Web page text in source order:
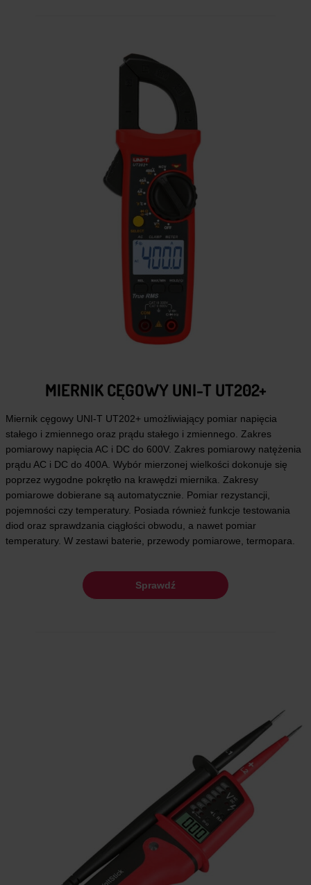
MIERNIK CĘGOWY UNI-T UT202+
Miernik cęgowy UNI-T UT202+ umożliwiający pomiar napięcia
stałego i zmiennego oraz prądu stałego i zmiennego. Zakres
pomiarowy napięcia AC i DC do 600V. Zakres pomiarowy natężenia
prądu AC i DC do 400A. Wybór mierzonej wielkości dokonuje się
poprzez wygodne pokrętło na krawędzi miernika. Zakresy
pomiarowe dobierane są automatycznie. Pomiar rezystancji,
pojemności czy temperatury. Posiada również funkcje testowania
diod oraz sprawdzania ciągłości obwodu, a nawet pomiar
temperatury. W zestawi baterie, przewody pomiarowe, termopara.
Sprawdź